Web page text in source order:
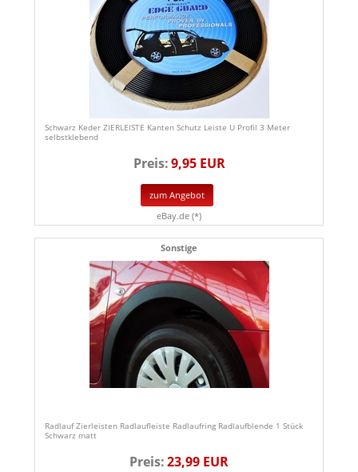
Schwarz Keder ZIERLEISTE Kanten Schutz Leiste U Profil 3 Meter
selbstklebend
Preis:9,95 EUR
zum Angebot
eBay.de (*)
Sonstige
Radlauf Zierleisten Radlaufleiste Radlaufring Radlaufblende 1 Stück
Schwarz matt
Preis:23,99 EUR